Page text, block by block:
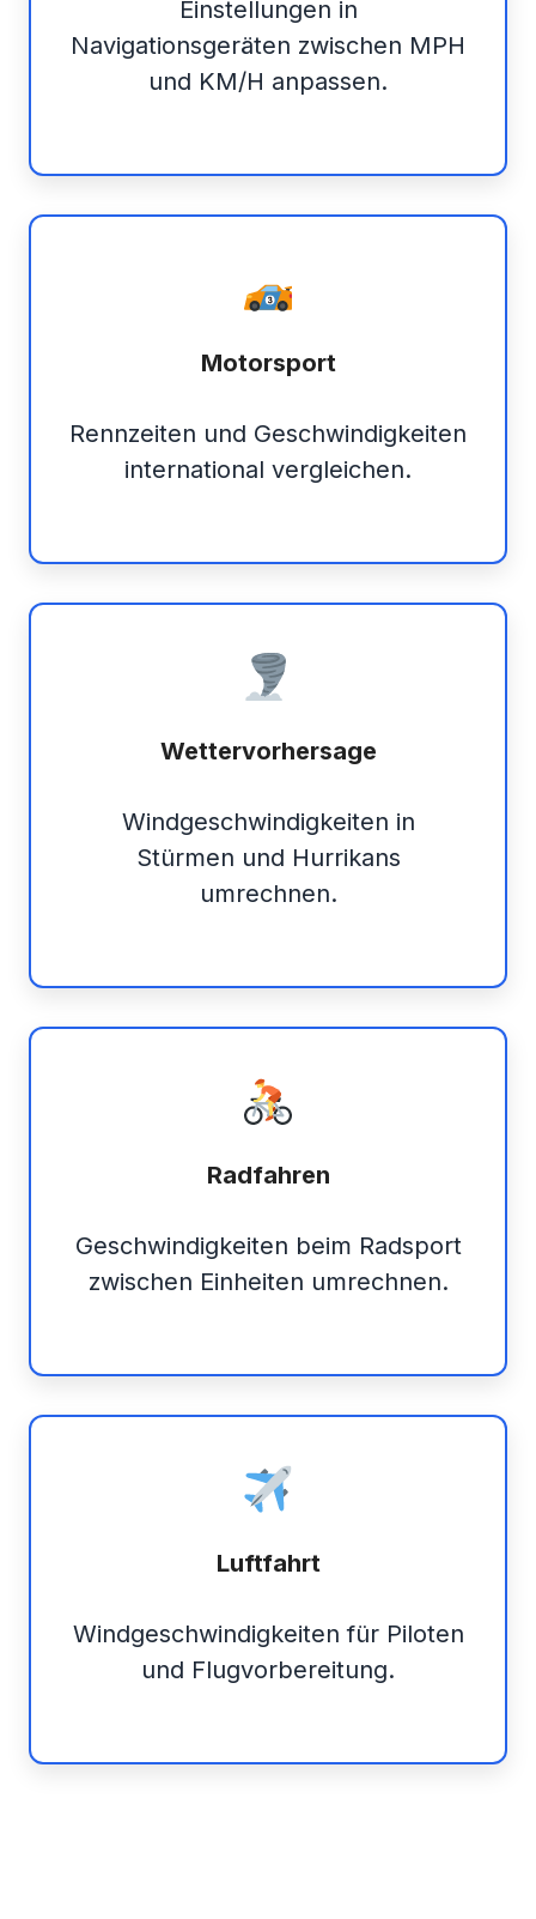
Einstellungen in
Navigationsgeräten zwischen MPH
und KM/H anpassen.
Motorsport
Rennzeiten und Geschwindigkeiten
international vergleichen.
Wettervorhersage
Windgeschwindigkeiten in
Stürmen und Hurrikans
umrechnen.
Radfahren
Geschwindigkeiten beim Radsport
zwischen Einheiten umrechnen.
Luftfahrt
Windgeschwindigkeiten für Piloten
und Flugvorbereitung.